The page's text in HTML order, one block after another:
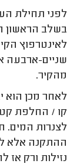
לפני תחילת
בשלב הראשון
לאינטרפוץ
שניים-ארבעה
מהקיר.
לאחר מכן הוא
קו / החלפת
לצנרות המים.
נזילות ורק